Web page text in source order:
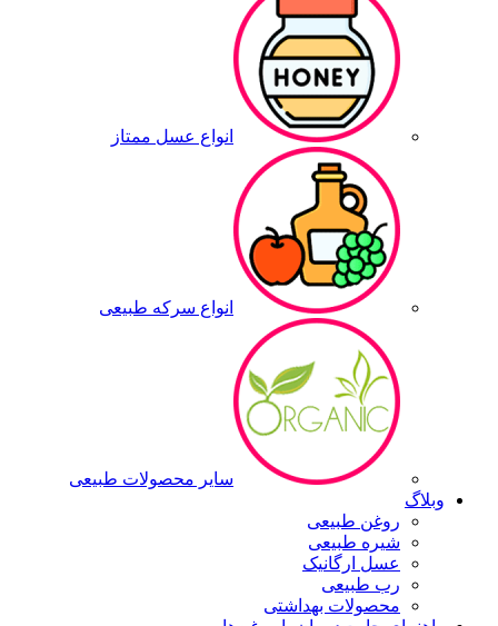
انواع عسل ممتاز
انواع سرکه طبیعی
سایر محصولات طبیعی
وبلاگ
روغن طبیعی
شیره طبیعی
عسل ارگانیک
رب طبیعی
محصولات بهداشتی